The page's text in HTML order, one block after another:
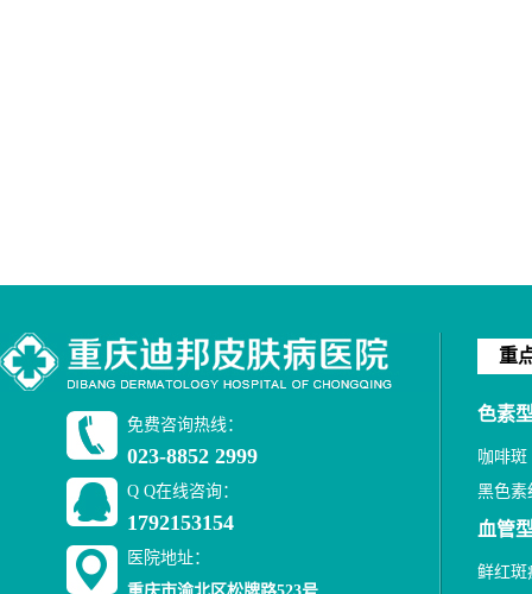
免费咨询热线：
023-8852 2999
Q Q在线咨询：
1792153154
医院地址：
重
色素
咖啡斑
黑色素
血管
鲜红斑